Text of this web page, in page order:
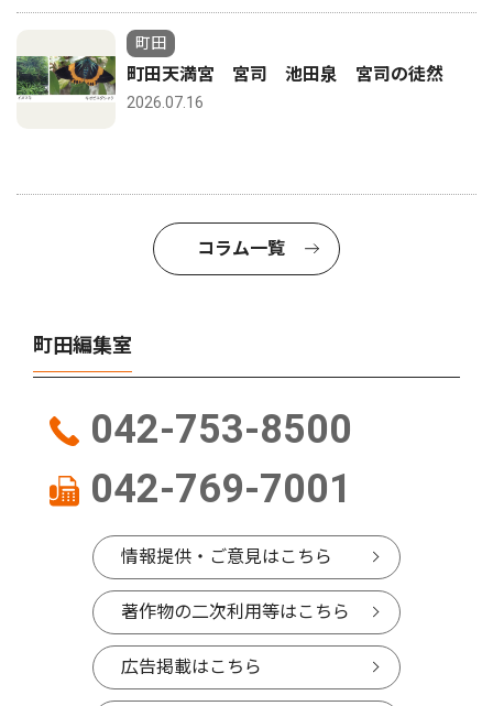
町田
町田天満宮 宮司 池田泉 宮司の徒然
2026.07.16
コラム一覧
町田編集室
042-753-8500
042-769-7001
情報提供・ご意見はこちら
著作物の二次利用等はこちら
広告掲載はこちら